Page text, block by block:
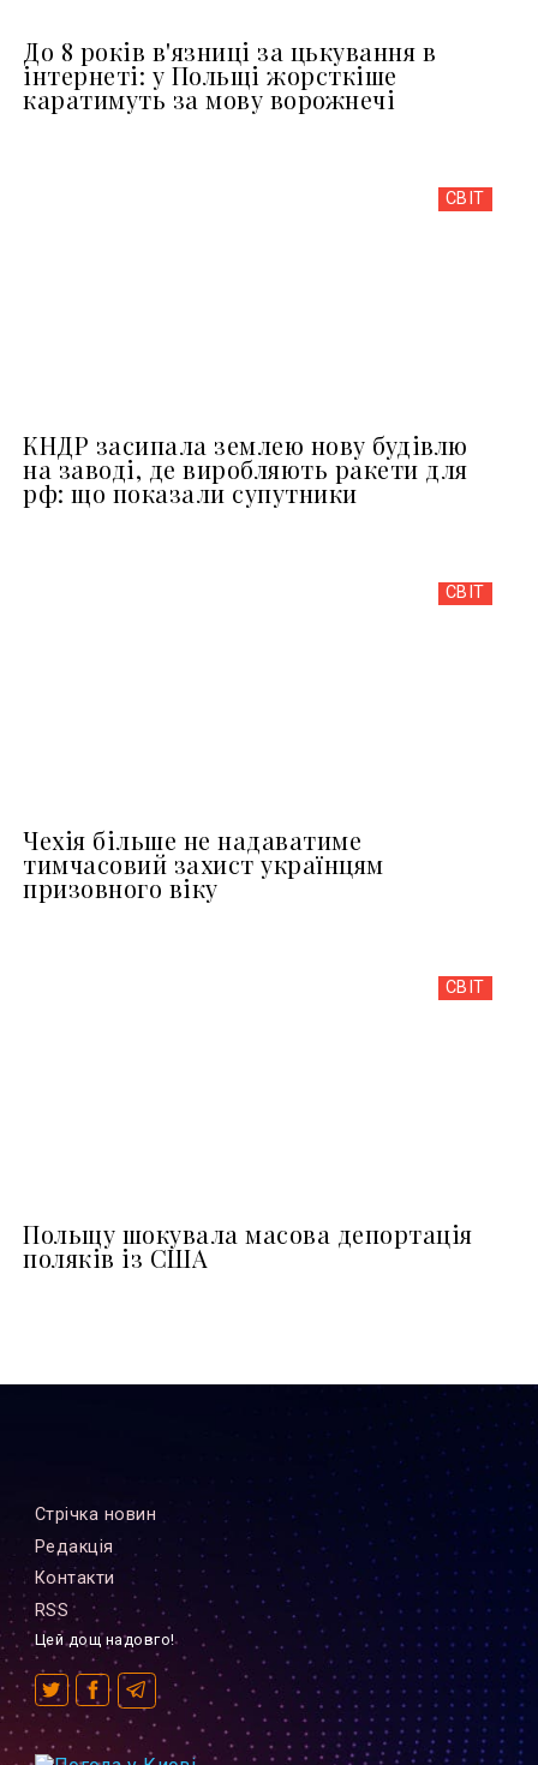
До 8 років в'язниці за цькування в
інтернеті: у Польщі жорсткіше
каратимуть за мову ворожнечі
СВІТ
КНДР засипала землею нову будівлю
на заводі, де виробляють ракети для
рф: що показали супутники
СВІТ
Чехія більше не надаватиме
тимчасовий захист українцям
призовного віку
СВІТ
Польщу шокувала масова депортація
поляків із США
Стрiчка новин
Редакцiя
Контакти
RSS
Цей дощ надовго!